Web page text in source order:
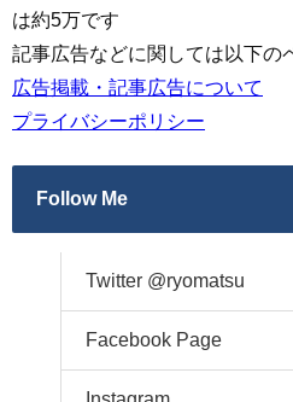
は約5万です
記事広告などに関しては以下の
広告掲載・記事広告について
プライバシーポリシー
Follow Me
Twitter @ryomatsu
Facebook Page